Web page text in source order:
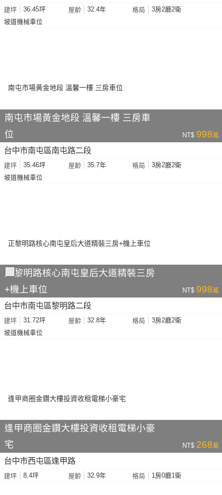
建坪 36.45坪 屋齡 32.4年 格局
3房2廳2衛
坡道機械車位
南屯市場黃金地段 溫馨一樓 三房車
位
NT$ 998萬
台中市南屯區南屯路二段
建坪 35.46坪 屋齡 35.7年 格局
3房2廳2衛
坡道機械車位
正黎明路核心南屯皇后大道精裝三房
+機上車位
NT$ 998萬
台中市南屯區黎明路二段
建坪 31.72坪 屋齡 32.8年 格局
3房2廳2衛
坡道機械車位
逢甲商圈金鑽大樓投資收租電梯小豪
宅
NT$ 268萬
台中市西屯區逢甲路
建坪 8.4坪 屋齡 32.9年 格局 1房0廳1衛